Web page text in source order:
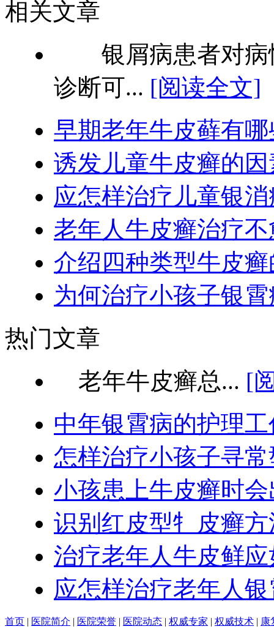
相关文章
银屑病患者对病
诊断可... [阅读全文]
早期老年牛皮藓有
诱发儿童牛皮癣的
应怎样治疗儿童银
老年人牛皮癣治疗
介绍四种类型牛皮
为何治疗小孩子银
热门文章
老年牛皮癣总... [
中年银霄病的护理
怎样治疗小孩子寻
小孩患上牛皮癣时
识别红皮型牜皮癣方
治疗老年人牛皮鲜
应怎样治疗老年人
首页 | 医院简介 | 医院荣誉 | 医院动态 | 权威专家 | 权威技术 | 康